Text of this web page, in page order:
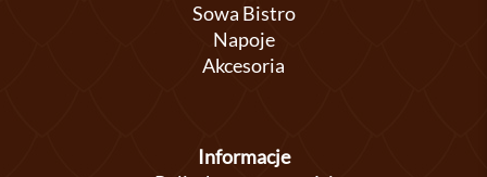
Sowa Bistro
Napoje
Akcesoria
Informacje